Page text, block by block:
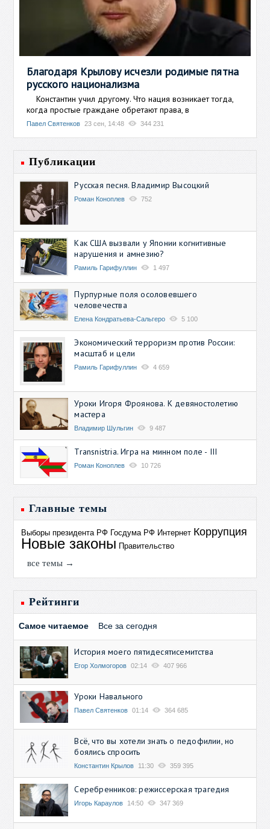
Благодаря Крылову исчезли родимые пятна
русского национализма
Константин учил другому. Что нация возникает тогда,
когда простые граждане обретают права, в
Павел Святенков 23 сен, 14:48 344 231
Публикации
Русская песня. Владимир Высоцкий
Роман Коноплев 752
Как США вызвали у Японии когнитивные
нарушения и амнезию?
Рамиль Гарифуллин 1 497
Пурпурные поля осоловевшего
человечества
Елена Кондратьева-Сальгеро 5 100
Экономический терроризм против России:
масштаб и цели
Рамиль Гарифуллин 4 659
Уроки Игоря Фроянова. К девяностолетию
мастера
Владимир Шульгин 9 487
Transnistria. Игра на минном поле - III
Роман Коноплев 10 726
Главные темы
Выборы президента РФ Госдума РФ Интернет Коррупция
Новые законы Правительство
все темы →
Рейтинги
Самое читаемое Все за сегодня
История моего пятидесятисемитства
Егор Холмогоров 02:14 407 966
Уроки Навального
Павел Святенков 01:14 364 685
Всё, что вы хотели знать о педофилии, но
боялись спросить
Константин Крылов 11:30 359 395
Серебренников: режиссерская трагедия
Игорь Караулов 14:50 347 369